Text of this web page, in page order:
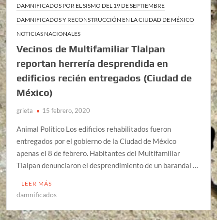
DAMNIFICADOS POR EL SISMO DEL 19 DE SEPTIEMBRE
DAMNIFICADOS Y RECONSTRUCCIÓN EN LA CIUDAD DE MÉXICO
NOTICIAS NACIONALES
Vecinos de Multifamiliar Tlalpan
reportan herrería desprendida en
edificios recién entregados (Ciudad de
México)
grieta 15 febrero, 2020
Animal Político Los edificios rehabilitados fueron
entregados por el gobierno de la Ciudad de México
apenas el 8 de febrero. Habitantes del Multifamiliar
Tlalpan denunciaron el desprendimiento de un barandal …
LEER MÁS
damnificados